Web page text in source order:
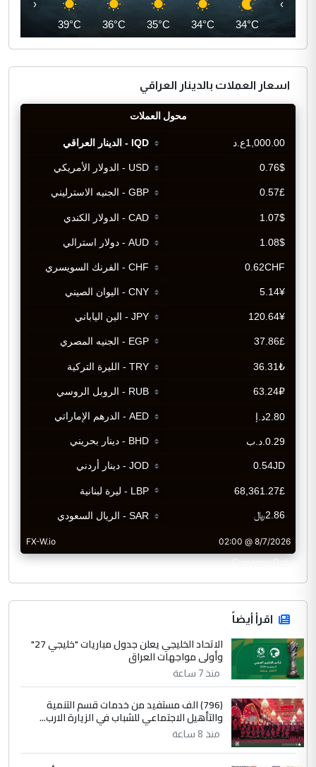
34°C
34°C
35°C
36°C
39°C
‹ ›
اسعار العملات بالدينار العراقي
CurrencyRate
اقرأ أيضاً
الاتحاد الخليجي يعلن جدول مباريات "خليجي 27"
وأولى مواجهات العراق
منذ 7 ساعة
(796) الف مستفيد من خدمات قسم التنمية
والتأهيل الاجتماعي للشباب في الزيارة الارب...
منذ 8 ساعة